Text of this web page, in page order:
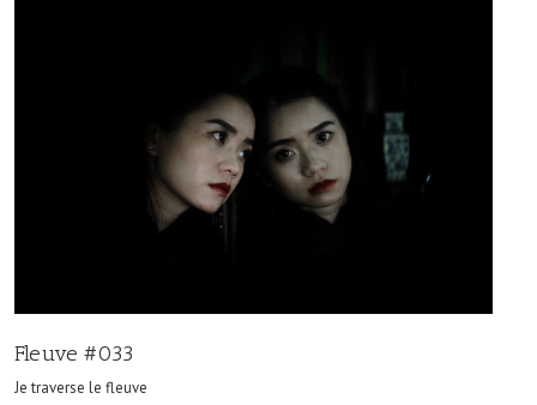
Fleuve #033
Je traverse le fleuve